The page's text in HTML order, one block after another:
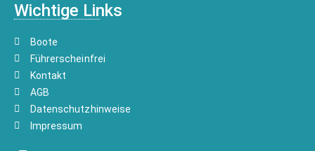
Wichtige Links
Boote
Führerscheinfrei
Kontakt
AGB
Datenschutzhinweise
Impressum